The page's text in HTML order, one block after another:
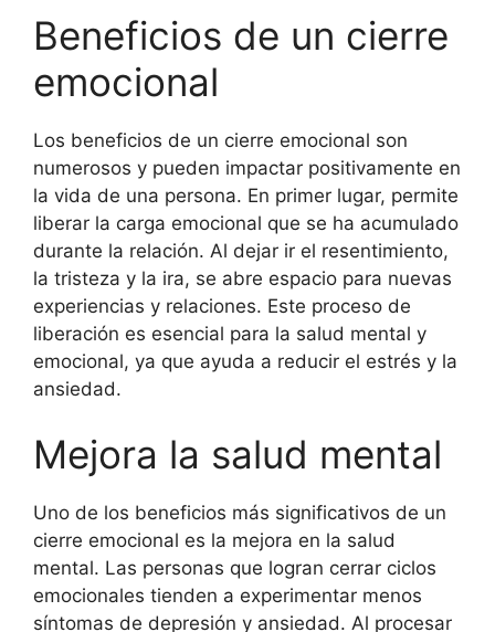
Beneficios de un cierre
emocional
Los beneficios de un cierre emocional son
numerosos y pueden impactar positivamente en
la vida de una persona. En primer lugar, permite
liberar la carga emocional que se ha acumulado
durante la relación. Al dejar ir el resentimiento,
la tristeza y la ira, se abre espacio para nuevas
experiencias y relaciones. Este proceso de
liberación es esencial para la salud mental y
emocional, ya que ayuda a reducir el estrés y la
ansiedad.
Mejora la salud mental
Uno de los beneficios más significativos de un
cierre emocional es la mejora en la salud
mental. Las personas que logran cerrar ciclos
emocionales tienden a experimentar menos
síntomas de depresión y ansiedad. Al procesar